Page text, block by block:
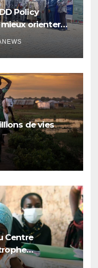
Policy
orienter
de vies
Centre